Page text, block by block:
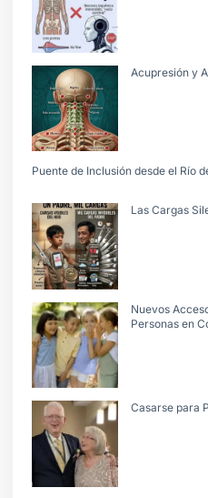
Acupresión y
Puente de Inclusión desde el Río
Las Cargas
Nuevos
Personas en
Casarse para